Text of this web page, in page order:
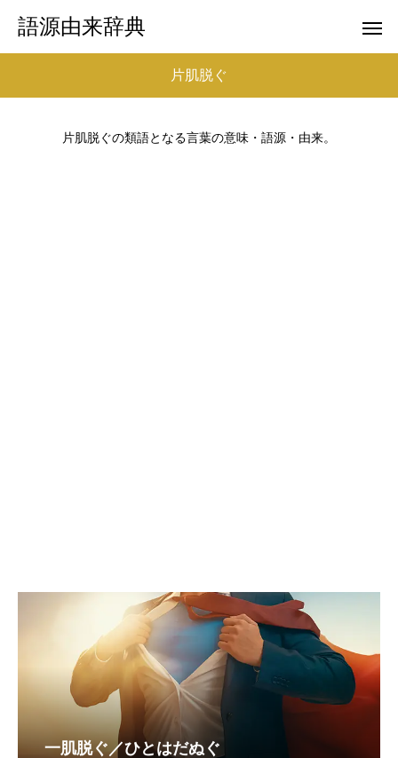
語源由来辞典
片肌脱ぐ
片肌脱ぐの類語となる言葉の意味・語源・由来。
一肌脱ぐ／ひとはだぬぐ